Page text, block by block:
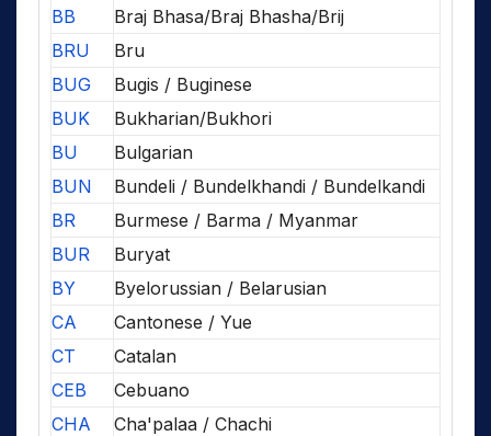
BB
Braj Bhasa/Braj Bhasha/Brij
BRU
Bru
BUG
Bugis / Buginese
BUK
Bukharian/Bukhori
BU
Bulgarian
BUN
Bundeli / Bundelkhandi / Bundelkandi
BR
Burmese / Barma / Myanmar
BUR
Buryat
BY
Byelorussian / Belarusian
CA
Cantonese / Yue
CT
Catalan
CEB
Cebuano
CHA
Cha'palaa / Chachi